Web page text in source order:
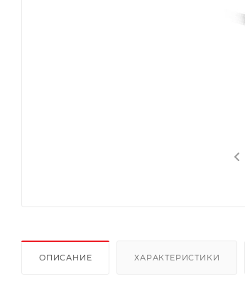
ОПИСАНИЕ ХАРАКТЕРИСТИКИ